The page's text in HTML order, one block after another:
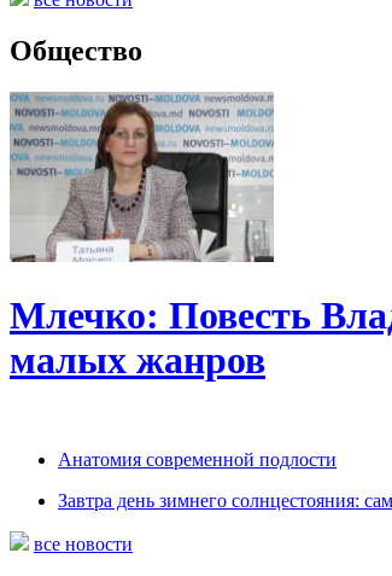
Общество
Млечко: Повесть
малых жанров
Анатомия современной подлости
Завтра день зимнего солнцестояния:
все новости